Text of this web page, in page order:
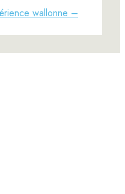
wallonne –